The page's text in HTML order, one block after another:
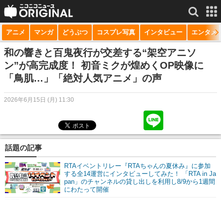
サービス一覧 もっと見る
niconico
動画
生放送
マンガ
ニコニコQ
アニメ マンガ どうぶつ コスプレ写真 インタビュー エンタメ
和の響きと百鬼夜行が交差する“架空アニソ
ン”が高完成度！ 初音ミクが煌めくOP映像に
「鳥肌…」「絶対人気アニメ」の声
2026年6月15日 (月) 11:30
話題の記事
RTAイベントリレー『RTAちゃんの夏休み』に参加
する全14運営にインタビューしてみた！ 「RTA in Ja
pan」のチャンネルの貸し出しを利用し8/9から1週間
にわたって開催